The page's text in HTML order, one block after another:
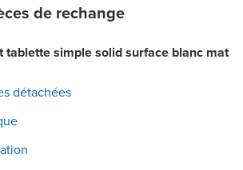
de rechange
tablette simple solid surface blanc mat
détachées